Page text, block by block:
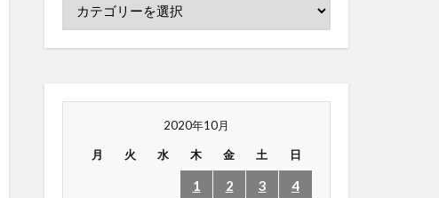
2020年10月
月 火 水 木 金 土 日
1 2 3
4